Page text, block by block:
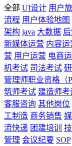
全部 UI设计 用户
流程 用户体验地图
架构 java 大数据
新媒体运营 内容运
营 用户运营 电商
机考试 司法考试
管理师职业资格（
筑师考试 建造师考
客服咨询 其他岗位
工制造 商务销售
流快递 团建培训
管理 会议纪要 SOP